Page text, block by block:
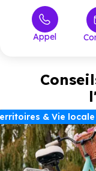
Appel
& Vie locale